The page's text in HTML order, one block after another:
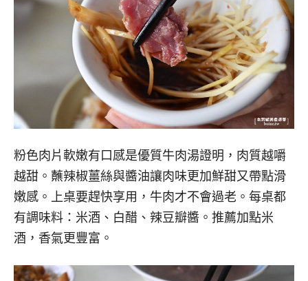
粉色肉片軟嫩有口感是優質牛肉湯證明，肉質越嚼
越甜。蘸辣椒薑絲與醬油讓肉味更加鮮甜又帶點滑
嫩感。上桌要趕快享用，牛肉才不會過老。每桌都
有調味料：米酒、白醋、辣豆瓣醬。推薦加點米
酒，香氣更豐富。